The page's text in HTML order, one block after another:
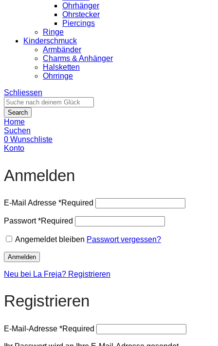
Ohrhänger
Ohrstecker
Piercings
Ringe
Kinderschmuck
Armbänder
Charms & Anhänger
Halsketten
Ohrringe
Schliessen
Search
Home
Suchen
0 Wunschliste
Konto
Anmelden
E-Mail Adresse *Required
Passwort*Required
Angemeldet bleiben Passwort vergessen?
Anmelden
Neu bei La Freja? Registrieren
Registrieren
E-Mail-Adresse *Required